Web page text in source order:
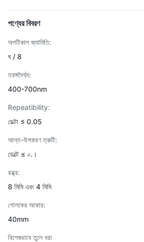
পণ্যের বিবরণ
অপটিকাল জ্যামিতি:
ঘ / 8
তরঙ্গদৈর্ঘ্য:
400-700nm
Repeatibility:
ডেল্টা ≤ 0.05
আন্ত-উপকরণ ত্রুটি:
ডেল্টে ≤ ০.।
রন্ধ্র:
8 মিমি এবং 4 মিমি
গোলকের আকার:
40mm
বিশেষভাবে তুলে ধরা